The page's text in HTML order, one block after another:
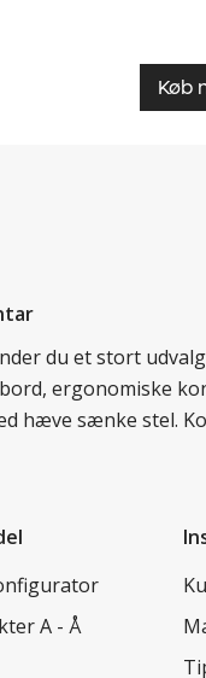
Køb
du et stort
ergonomiske
hæve sænke stel.
A - Å